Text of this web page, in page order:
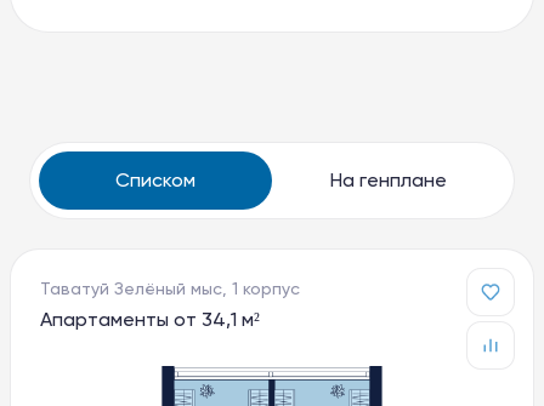
Списком На генплане
Таватуй Зелёный мыс, 1 корпус
Апартаменты от 34,1 м²